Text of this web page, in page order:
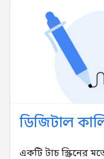
ডিজিটাল
একটি টাচ স্ক্রিনের